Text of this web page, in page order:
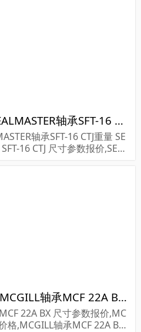
SFT-16 CTJ轴承参数,SEALMASTER轴承SFT-16 CTJ重量
轴承SFT-16 CTJ重量 SE
16 CTJ 尺寸参数报价,SEAL
MCF 22A BX轴承参数,MCGILL轴承MCF 22A BX重量
22A BX 尺寸参数报价,MC
格,MCGILL轴承MCF 22A B